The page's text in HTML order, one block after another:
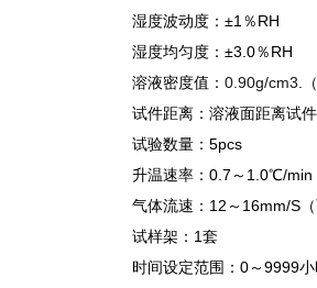
湿度波动度：±1％RH
湿度均匀度：±3.0％RH
溶液密度值： 0.90g/cm3 .
试件距离：溶液面距离试
试验数量：5pcs
升温速率：0.7～1.0℃/min
气体流速：12～16mm/S
试样架：1套
时间设定范围：0～9999